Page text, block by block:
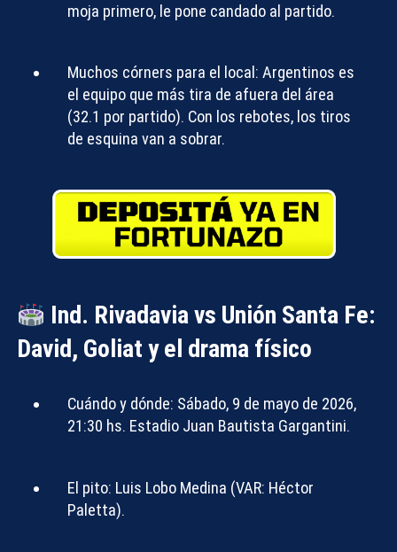
moja primero, le pone candado al partido.
Muchos córners para el local: Argentinos es
el equipo que más tira de afuera del área
(32.1 por partido). Con los rebotes, los tiros
de esquina van a sobrar.
Ind. Rivadavia vs Unión Santa Fe:
David, Goliat y el drama físico
Cuándo y dónde: Sábado, 9 de mayo de 2026,
21:30 hs. Estadio Juan Bautista Gargantini.
El pito: Luis Lobo Medina (VAR: Héctor
Paletta).